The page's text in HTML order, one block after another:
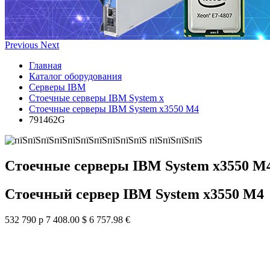
Previous Next
Главная
Каталог оборудования
Серверы IBM
Стоечные серверы IBM System x
Стоечные серверы IBM System x3550 M4
791462G
Стоечные серверы IBM System x3550
Стоечный сервер IBM System x3550 M4
532 790 р 7 408.00 $ 6 757.98 €